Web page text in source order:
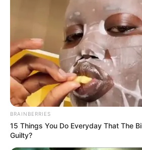
Ejército en el centro y sur del Cesar",
Le puede interesar:Capturaron en
(Atlántico) a un hombre por acto
el sujeto la "había golpeado"
El funcionario también aseguró que
avanzando en las investigaciones
secuestro de Salazar Zabaleta y
violencia en la región.
COMPARTIR
BRAINBERRIES
15 Things You Do Everyday That The
Guilty?